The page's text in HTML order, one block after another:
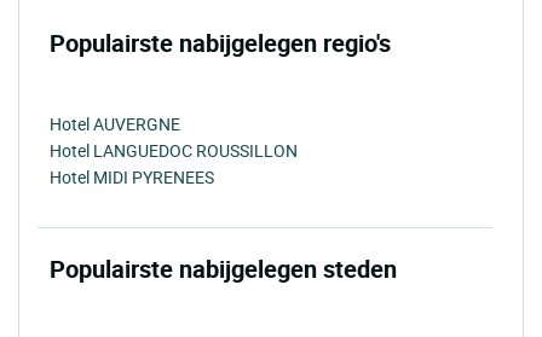
Populairste nabijgelegen regio's
Hotel AUVERGNE
Hotel LANGUEDOC ROUSSILLON
Hotel MIDI PYRENEES
Populairste nabijgelegen steden